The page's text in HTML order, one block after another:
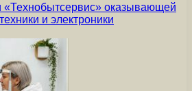
«Технобытсервис» оказывающей
и электроники